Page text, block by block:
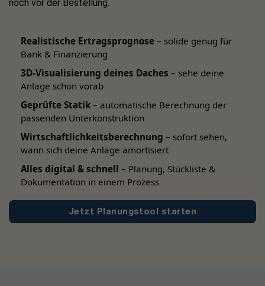
Auf Anfrage können wir Ihnen auch weitere Dachhaken-
Varianten zur Verfügung stellen – kontaktieren Sie uns
diesbezüglich gerne.
noch vor der Bestellung.
Realistische Ertragsprognose – solide genug für
Bank & Finanzierung
3D-Visualisierung deines Daches – sehe deine
Anlage schon vorab
Geprüfte Statik – automatische Berechnung der
passenden Unterkonstruktion
Wirtschaftlichkeitsberechnung – sofort sehen,
wann sich deine Anlage amortisiert
Alles digital & schnell – Planung, Stückliste &
Dokumentation in einem Prozess
Jetzt Planungstool starten